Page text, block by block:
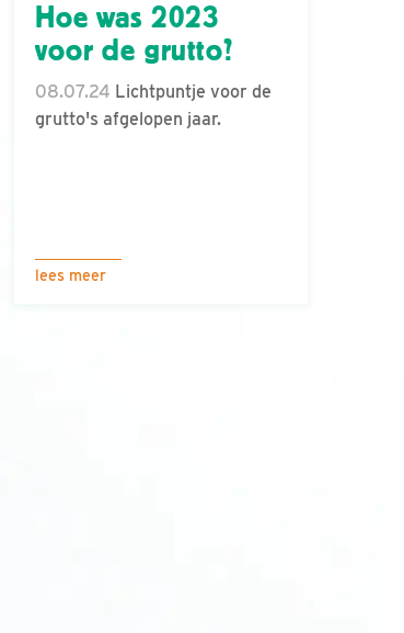
Hoe was 2023
voor de grutto?
08.07.24 Lichtpuntje voor de
grutto's afgelopen jaar.
lees meer